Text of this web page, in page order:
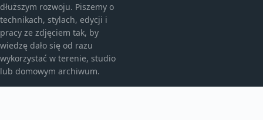
dłuższym rozwoju. Piszemy o
technikach, stylach, edycji i
pracy ze zdjęciem tak, by
wiedzę dało się od razu
wykorzystać w terenie, studio
lub domowym archiwum.